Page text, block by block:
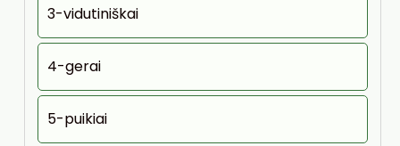
3-vidutiniškai
4-gerai
5-puikiai